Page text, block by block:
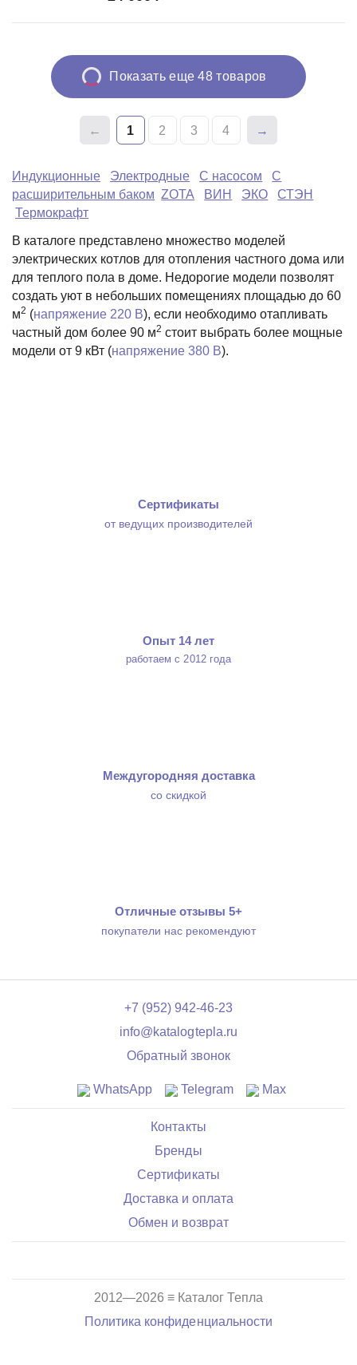
Индукционные Электродные С насосом
С
расширительным баком ZOTA ВИН ЭКО
СТЭН
Термокрафт
В каталоге представлено множество моделей
электрических котлов для отопления частного дома или
для теплого пола в доме. Недорогие модели позволят
создать уют в небольших помещениях площадью до 60
м2 (напряжение 220 В), если необходимо отапливать
частный дом более 90 м2 стоит выбрать более мощные
модели от 9 кВт (напряжение 380 В).
Показать еще 48 товаров
1 2 3 4
Сертификаты
от ведущих производителей
Опыт 14 лет
работаем с 2012 года
Междугородняя доставка
со скидкой
Отличные отзывы 5+
покупатели нас рекомендуют
+7 (952) 942-46-23
info@katalogtepla.ru
Обратный звонок
WhatsApp Telegram Max
Контакты
Бренды
Сертификаты
Доставка и оплата
Обмен и возврат
2012—2026 ≡ Каталог Тепла
Политика конфиденциальности